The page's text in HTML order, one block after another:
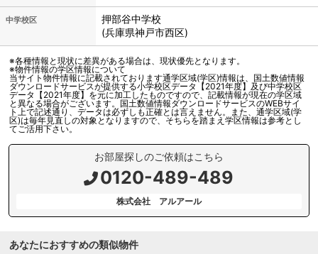
中学校区
押部谷中学校
(兵庫県神戸市西区)
※各種情報と現状に差異がある場合は、現状優先となります。
※物件情報の学区情報について
当サイト物件情報に記載されております通学区域(学区)情報は、国土数値情報
ダウンロードサービスが提供する小学校区データ【2021年度】及び中学校区
データ【2021年度】を元に加工したものですので、記載情報が現在の学区域
と異なる場合がございます。国土数値情報ダウンロードサービスのWEBサイ
ト上で記述通り、データは必ずしも正確とは言えません。また、通学区域(学
区)は毎年見直しの対象となりますので、そちらを踏まえ学区情報は参考とし
てご活用下さい。
お部屋探しのご依頼はこちら
0120-489-489
株式会社 アルアール
あなたにおすすめの類似物件